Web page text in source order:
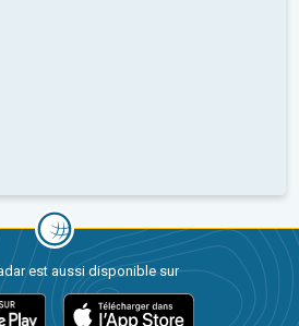
est aussi disponible sur